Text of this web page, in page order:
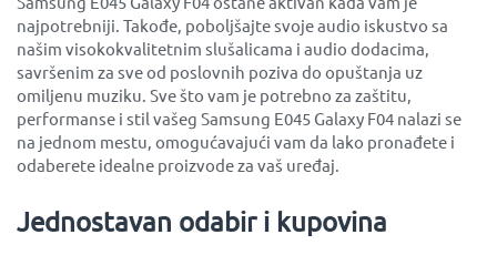
najpotrebniji. Takođe, poboljšajte svoje audio iskustvo sa
našim visokokvalitetnim slušalicama i audio dodacima,
savršenim za sve od poslovnih poziva do opuštanja uz
omiljenu muziku. Sve što vam je potrebno za zaštitu,
performanse i stil vašeg Samsung E045 Galaxy F04 nalazi se
na jednom mestu, omogućavajući vam da lako pronađete i
odaberete idealne proizvode za vaš uređaj.
Jednostavan odabir i kupovina